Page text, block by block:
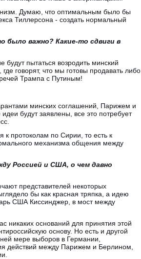
Думаю, что оптимальным было бы
Тиллерсона - создать нормальный
было важно? Какие-то сдвиги в
пытаться возродить минский
говорят, что мы готовы продавать либо
Трампа с Путиным!
минских соглашений, Парижем и
будут заявлены, все это потребует
протоколам по Сирии, то есть к
механизма общения между
Россией и США, о чем давно
представителей некоторых
бы как красная тряпка, а идею
США Киссинджер, в мост между
никаких оснований для принятия этой
основу. Но есть и другой
мере выборов в Германии,
действий между Парижем и Берлином,